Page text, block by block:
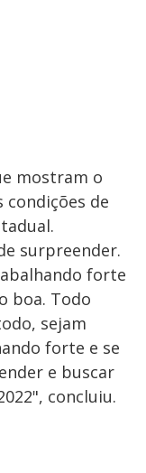
mostram o
de
surpreender.
forte
boa. Todo
sejam
forte e se
e buscar
concluiu.